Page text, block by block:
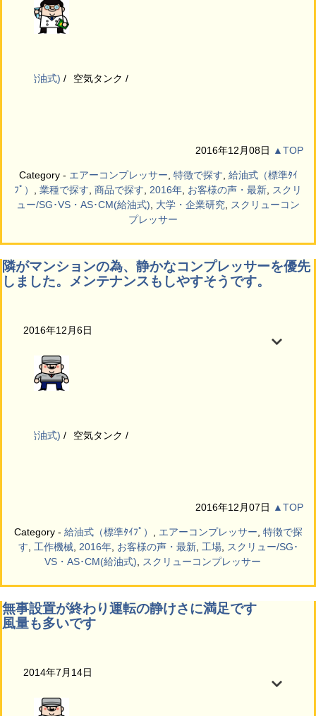
サー(給油式) 空気タンク
2016年12月08日 ▲TOP
Category - エアーコンプレッサー, 特徴で探す, 給油式（標準ﾀｲ
ﾌﾟ） , 業種で探す, 商品で探す, 2016年, お客様の声・最新, スクリ
ュー/SG･VS・AS･CM(給油式), 大学・企業研究, スクリューコン
プレッサー
隣がマンションの為、静かなコンプレッサーを優先
しました。メンテナンスもしやすそうです。
2016年12月6日
サー(給油式) 空気タンク
2016年12月07日 ▲TOP
Category - 給油式（標準ﾀｲﾌﾟ） エアーコンプレッサー 特徴で探
す
工作機械, 2016年, お客様の声・最新, 工場,
スクリュー/SG･
VS・AS･CM(給油式)
スクリューコンプレッサー
無事設置が終わり運転の静けさに満足です
風量も多いです
2014年7月14日